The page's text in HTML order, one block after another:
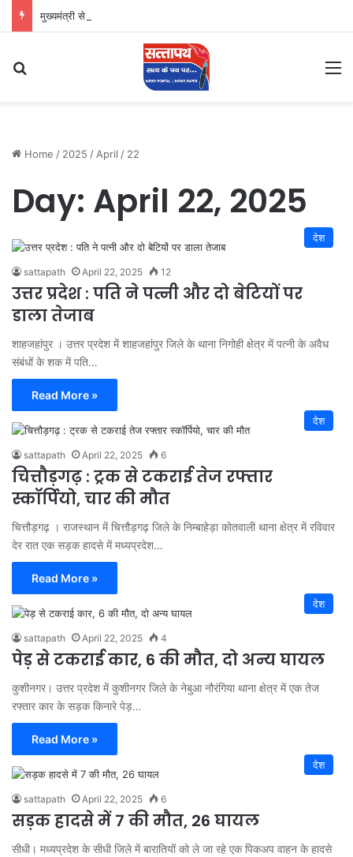
Home / 2025 / April / 22
Day: April 22, 2025
देश
sattapath April 22, 2025 12
उत्तर प्रदेश : पति ने पत्नी और दो बेटियों पर
डाला तेजाब
शाहजहांपुर । उत्तर प्रदेश में शाहजहांपुर जिले के थाना निगोही क्षेत्र में पत्नी के अवैध
संबंधों के शक में पति…
Read More »
देश
sattapath April 22, 2025 6
चित्तौड़गढ़ : ट्रक से टकराई तेज रफ्तार
स्कॉर्पियो, चार की मौत
चित्तौड़गढ़ । राजस्थान में चित्तौड़गढ़ जिले के निम्बाहेड़ा कोतवाली थाना क्षेत्र में रविवार
देर रात एक सड़क हादसे में मध्यप्रदेश…
Read More »
देश
sattapath April 22, 2025 4
पेड़ से टकराई कार, 6 की मौत, दो अन्य घायल
कुशीनगर। उत्तर प्रदेश में कुशीनगर जिले के नेबुआ नौरंगिया थाना क्षेत्र में एक तेज
रफ्तार कार के सड़क किनारे पेड़…
Read More »
देश
sattapath April 22, 2025 6
सड़क हादसे में 7 की मौत, 26 घायल
सीधी। मध्यप्रदेश के सीधी जिले में बारातियों को ले जा रहे एक पिकअप वाहन के हादसे